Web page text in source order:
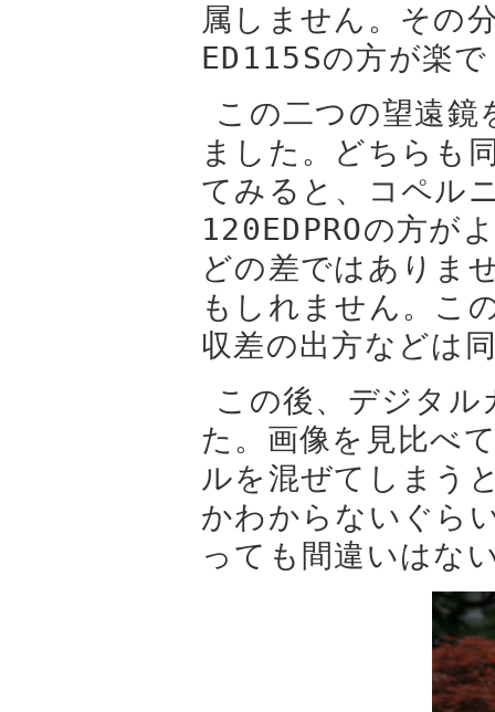
属しません。その
ED115Sの方が楽
この二つの望遠鏡
ました。どちらも
てみると、コペル
120EDPROの方が
どの差ではありま
もしれません。こ
収差の出方などは
この後、デジタ
た。画像を見比べ
ルを混ぜてしまう
かわからないぐら
っても間違いはな